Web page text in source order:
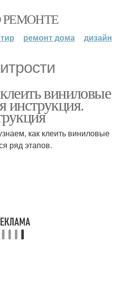
РЕМОНТЕ
ремонт дома дизайн
виниловые
инструкция.
как клеить виниловые
ряд этапов.